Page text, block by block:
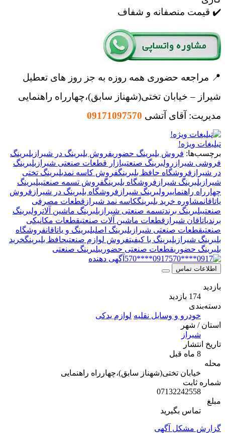
✔️ قیمت منصفانه و شفاف
📍 مراجعه حضوری همه روزه به جز روز های تعطیل
شیراز – خیابان تختی(شهناز سابق)،چهارراه راهنمایی
مدیریت: آقای آتشی 09171097570
تبلیغات ویژه!
برچسب‌ها: فروش بلبرینگ حضوری فروش بلبرینگ در شیراز بلبرینگ
فروشی شیراز رولبرینگ صنعتیبازار قطعات صنعتی شیراز بلبرینگ
در شیراز فروشگاه حافظ بلبرینگفروش کاسه نمدبلبرینگ تختی
شیراز بلبرینگ شیراز فروشگاه بلبرینگفروش تسمه صنعتیبلبرینگ
چهارراه راهنماییرولبرینگ شیراز فروشگاه بلبرینگ در شیراز فروش
یاتاقانمشاوره خرید بلبرینگکاسه نمد شیراز قطعات مصرفی
صنعتیبلبرینگ برندتسمه صنعتی شیراز بلبرینگ ماشین آلاترولبرینگ
برندیاتاقان شیراز قطعات ماشین آلات صنعتیقطعات مکانیکی
صنعتیقطعات صنعتی شیراز بلبرینگ اصلبلبرینگ و یاتاقانفروشگاه
بلبرینگ شیراز بلبرینگ با کیفیتفروش لوازم صنعتیحافظ بلبرینگخرید
بلبرینگ حضوری قطعات صنعتی حضوری بلبرینگ صنعتی
0917****570
آگهی دهنده
اطلاعات تماس
بازدید
174 بازدید
دسته‌بندی
خودرو و وسایل نقلیه لوازم یدکی
استان / شهر
شیراز
تاریخ انتشار
8 ماه قبل
محله
خیابان تختی(شهناز سابق)،چهارراه راهنمایی
شماره ثابت
07132242558
مبلغ
تماس بگیرید
گزارش مشکل آگهی